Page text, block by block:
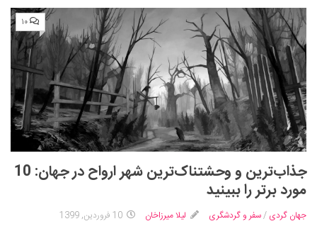
۱۰
جذاب‌ترین و وحشتناک‌ترین شهر ارواح در جهان: 10
مورد برتر را ببینید
جهان گردی /سفر و گردشگری لیلا میرزاخان 10 فروردین, 1399